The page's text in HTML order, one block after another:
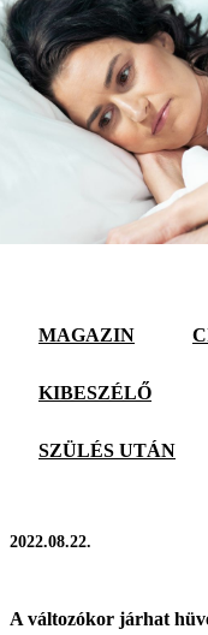
MAGAZIN
KIBESZÉLŐ
SZÜLÉS UTÁN
2022.08.22.
A változókor járhat